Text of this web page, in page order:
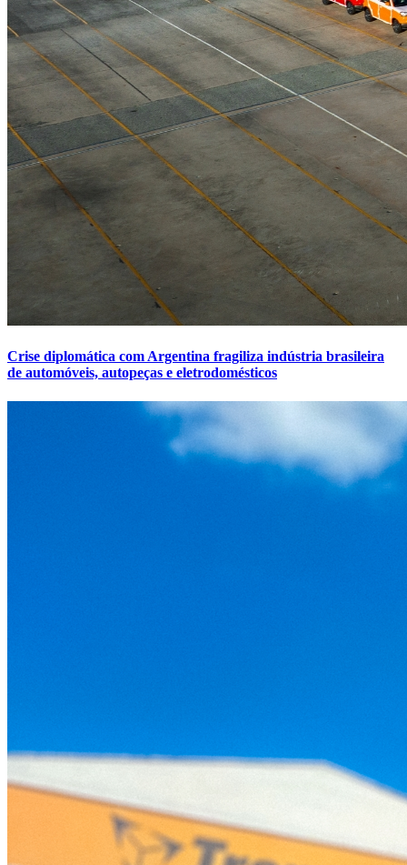
Crise diplomática com Argentina fragiliza indústria brasileira
de automóveis, autopeças e eletrodomésticos